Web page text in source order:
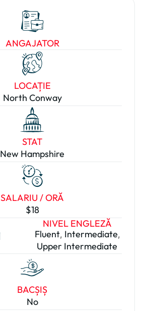
ANGAJATOR
LOCAȚIE
North Conway
STAT
New Hampshire
SALARIU / ORĂ
$18
NIVEL ENGLEZĂ
Fluent, Intermediate,
Upper Intermediate
BACȘIȘ
No